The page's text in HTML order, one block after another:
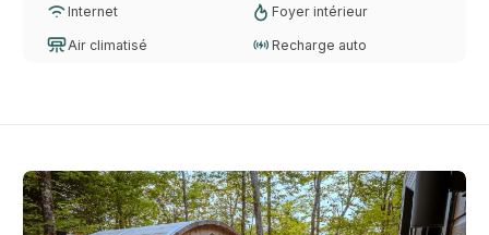
Internet Foyer intérieur
Air climatisé Recharge auto